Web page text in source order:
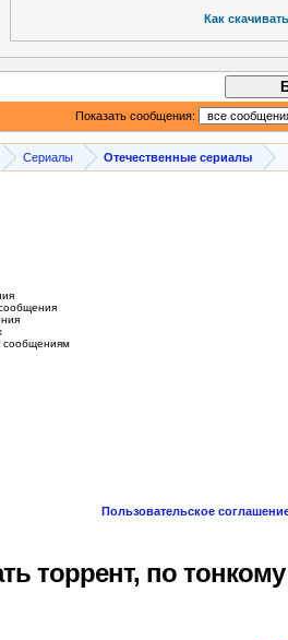
Как
Показать сообщения:
Сериалы Отечественные сериалы
сообщениям
Пользовательское
торрент, по